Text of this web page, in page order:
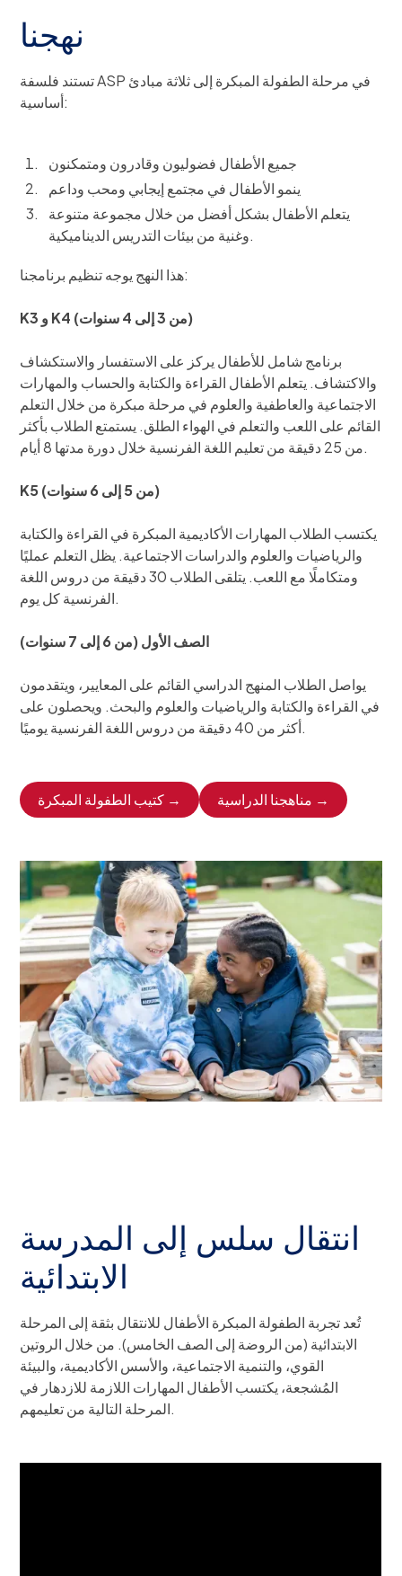
نهجنا
تستند فلسفة ASP في مرحلة الطفولة المبكرة إلى ثلاثة مبادئ
أساسية:
جميع الأطفال فضوليون وقادرون ومتمكنون
ينمو الأطفال في مجتمع إيجابي ومحب وداعم
يتعلم الأطفال بشكل أفضل من خلال مجموعة متنوعة
وغنية من بيئات التدريس الديناميكية.
هذا النهج يوجه تنظيم برنامجنا:
K3 و K4 (من 3 إلى 4 سنوات)
برنامج شامل للأطفال يركز على الاستفسار والاستكشاف
والاكتشاف. يتعلم الأطفال القراءة والكتابة والحساب والمهارات
الاجتماعية والعاطفية والعلوم في مرحلة مبكرة من خلال التعلم
القائم على اللعب والتعلم في الهواء الطلق. يستمتع الطلاب بأكثر
من 25 دقيقة من تعليم اللغة الفرنسية خلال دورة مدتها 8 أيام.
K5 (من 5 إلى 6 سنوات)
يكتسب الطلاب المهارات الأكاديمية المبكرة في القراءة والكتابة
والرياضيات والعلوم والدراسات الاجتماعية. يظل التعلم عمليًا
ومتكاملًا مع اللعب. يتلقى الطلاب 30 دقيقة من دروس اللغة
الفرنسية كل يوم.
الصف الأول (من 6 إلى 7 سنوات)
يواصل الطلاب المنهج الدراسي القائم على المعايير، ويتقدمون
في القراءة والكتابة والرياضيات والعلوم والبحث. ويحصلون على
أكثر من 40 دقيقة من دروس اللغة الفرنسية يوميًا.
كتيب الطفولة المبكرة → مناهجنا الدراسية →
انتقال سلس إلى المدرسة
الابتدائية
تُعد تجربة الطفولة المبكرة الأطفال للانتقال بثقة إلى المرحلة
الابتدائية (من الروضة إلى الصف الخامس). من خلال الروتين
القوي، والتنمية الاجتماعية، والأسس الأكاديمية، والبيئة
المُشجعة، يكتسب الأطفال المهارات اللازمة للازدهار في
المرحلة التالية من تعليمهم.